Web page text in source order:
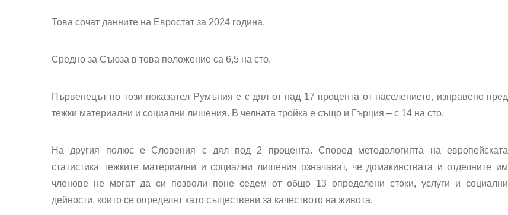
Това сочат данните на Евростат за 2024 година.
Средно за Съюза в това положение са 6,5 на сто.
Първенецът по този показател Румъния е с дял от над 17 процента от населението, изправено пред
тежки материални и социални лишения. В челната тройка е също и Гърция – с 14 на сто.
На другия полюс е Словения с дял под 2 процента. Според методологията на европейската
статистика тежките материални и социални лишения означават, че домакинствата и отделните им
членове не могат да си позволи поне седем от общо 13 определени стоки, услуги и социални
дейности, които се определят като съществени за качеството на живота.